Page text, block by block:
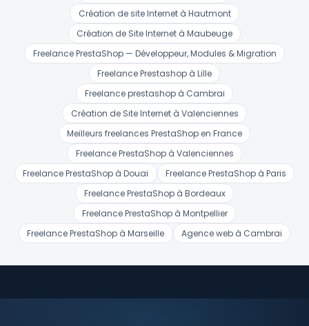
Création de site Internet à Hautmont
Création de Site Internet à Maubeuge
Freelance PrestaShop — Développeur, Modules & Migration
Freelance Prestashop à Lille
Freelance prestashop à Cambrai
Création de Site Internet à Valenciennes
Meilleurs freelances PrestaShop en France
Freelance PrestaShop à Valenciennes
Freelance PrestaShop à Douai
Freelance PrestaShop à Paris
Freelance PrestaShop à Bordeaux
Freelance PrestaShop à Montpellier
Freelance PrestaShop à Marseille
Agence web à Cambrai